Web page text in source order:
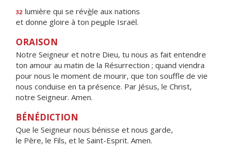
32 lumière qui se révèle aux nations
et donne gloire à ton peuple Israël.
ORAISON
Notre Seigneur et notre Dieu, tu nous as fait entendre
ton amour au matin de la Résurrection ; quand viendra
pour nous le moment de mourir, que ton souffle de vie
nous conduise en ta présence. Par Jésus, le Christ,
notre Seigneur. Amen.
BÉNÉDICTION
Que le Seigneur nous bénisse et nous garde,
le Père, le Fils, et le Saint-Esprit. Amen.